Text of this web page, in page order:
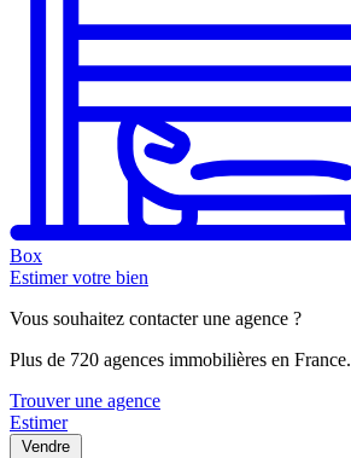
Box
Estimer votre bien
Vous souhaitez contacter une agence ?
Plus de 720 agences immobilières en France.
Trouver une agence
Estimer
Vendre